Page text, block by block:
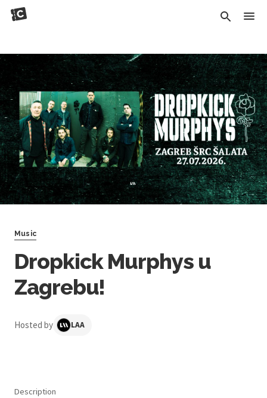
Music
Dropkick Murphys u
Zagrebu!
Hosted by LAA
Description